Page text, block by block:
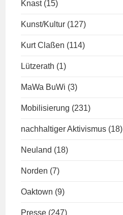
Knast (15)
Kunst/Kultur (127)
Kurt Claßen (114)
Lützerath (1)
MaWa BuWi (3)
Mobilisierung (231)
nachhaltiger Aktivismus (18)
Neuland (18)
Norden (7)
Oaktown (9)
Presse (247)